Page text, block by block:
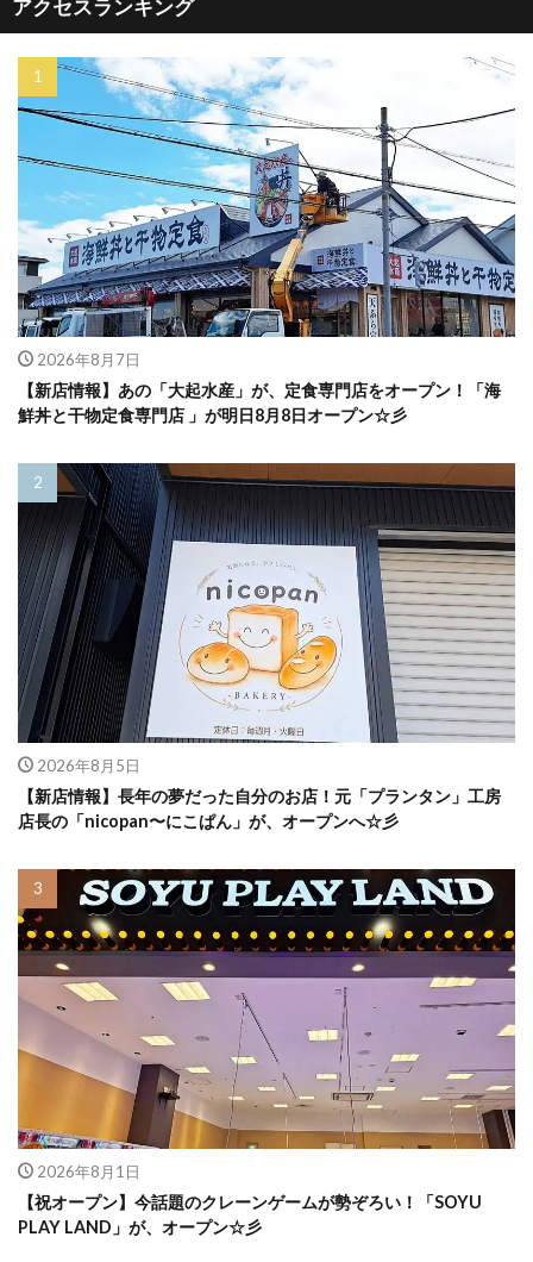
アクセスランキング
2026年8月7日
【新店情報】あの「大起水産」が、定食専門店をオープン！「海
鮮丼と干物定食専門店 」が明日8月8日オープン☆彡
2026年8月5日
【新店情報】長年の夢だった自分のお店！元「プランタン」工房
店長の「nicopan〜にこぱん」が、オープンへ☆彡
2026年8月1日
【祝オープン】今話題のクレーンゲームが勢ぞろい！「SOYU
PLAY LAND」が、オープン☆彡